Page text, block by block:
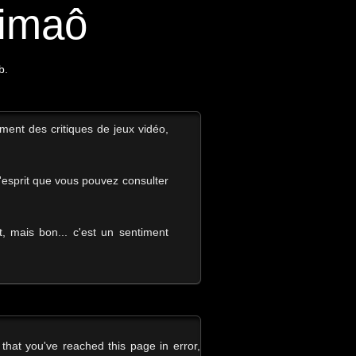
des critiques de jeux vidéo,
que vous pouvez consulter
mais bon... c'est un sentiment
you've reached this page in error,